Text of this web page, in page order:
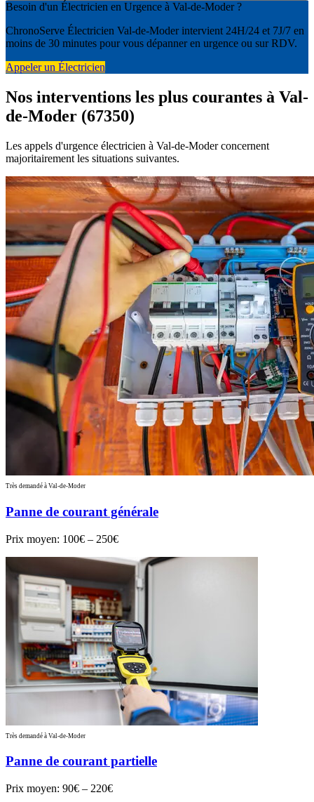
Besoin d'un Électricien en Urgence à Val-de-Moder ?
ChronoServe Électricien Val-de-Moder intervient 24H/24 et 7J/7 en
moins de 30 minutes pour vous dépanner en urgence ou sur RDV.
Appeler un Électricien
Nos interventions les plus courantes à Val-
de-Moder (67350)
Les appels d'urgence électricien à Val-de-Moder concernent
majoritairement les situations suivantes.
Très demandé à Val-de-Moder
Panne de courant générale
Prix moyen: 100€ – 250€
Très demandé à Val-de-Moder
Panne de courant partielle
Prix moyen: 90€ – 220€